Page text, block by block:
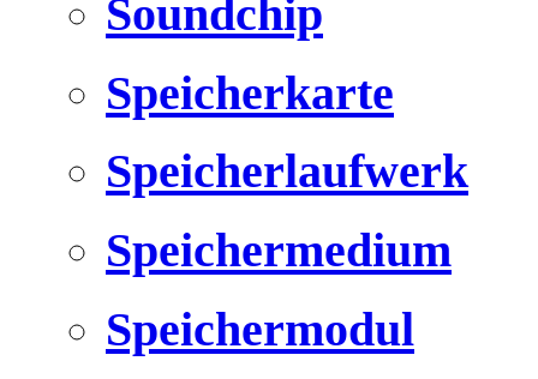
Soundchip
Speicherkarte
Speicherlaufwerk
Speichermedium
Speichermodul